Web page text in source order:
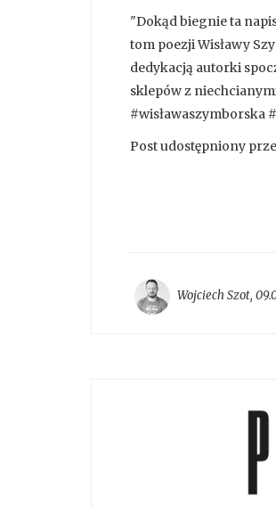
"Dokąd biegnie ta
tom poezji Wisławy
dedykacją autorki
sklepów z
#wisławaszymborska
Post udostępniony
Wojciech Szot,